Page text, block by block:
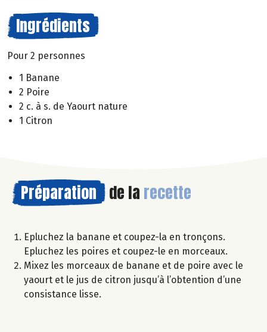
Ingrédients
Pour 2 personnes
1 Banane
2 Poire
2 c. à s. de Yaourt nature
1 Citron
Préparation de la recette
Epluchez la banane et coupez-la en tronçons.
Epluchez les poires et coupez-le en morceaux.
Mixez les morceaux de banane et de poire avec le
yaourt et le jus de citron jusqu’à l’obtention d’une
consistance lisse.